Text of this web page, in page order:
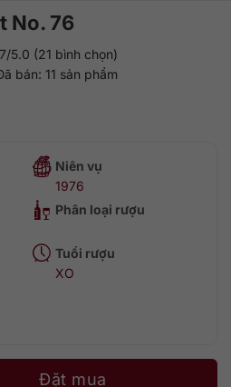
No. 76
5.0 (21 bình chọn)
bán: 11 sản phẩm
Niên vụ
1976
Phân loại rượu
Tuổi rượu
XO
Đặt mua